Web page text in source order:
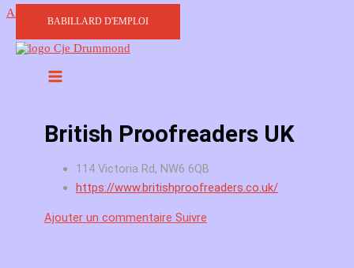
Aller au contenu
BABILLARD D'EMPLOI
British Proofreaders UK
114 Victoria Rd, NW6 6QB
https://www.britishproofreaders.co.uk/
Ajouter un commentaire Suivre